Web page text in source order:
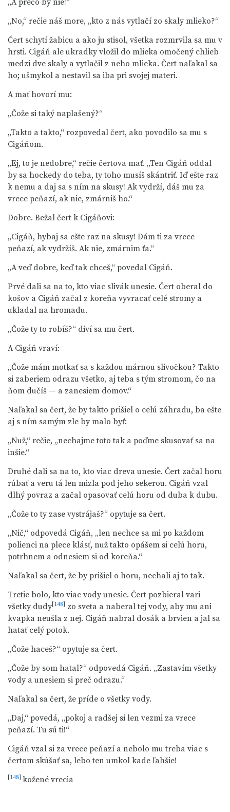
„A prečo by nie!“
„No,“ rečie náš more, „kto z nás vytlačí zo skaly mlieko?“
Čert schytí žabicu a ako ju stisol, všetka rozmrvila sa mu v
hrsti. Cigáň ale ukradky vložil do mlieka omočený chlieb
medzi dve skaly a vytlačil z neho mlieka. Čert naľakal sa
ho; ušmykol a nestavil sa iba pri svojej materi.
A mať hovorí mu:
„Čože si taký naplašený?“
„Takto a takto,“ rozpovedal čert, ako povodilo sa mu s
Cigáňom.
„Ej, to je nedobre,“ rečie čertova mať. „Ten Cigáň oddal
by sa hockedy do teba, ty toho musíš skántriť. Iď ešte raz
k nemu a daj sa s ním na skusy! Ak vydrží, dáš mu za
vrece peňazí, ak nie, zmárniš ho.“
Dobre. Bežal čert k Cigáňovi:
„Cigáň, hybaj sa ešte raz na skusy! Dám ti za vrece
peňazí, ak vydržíš. Ak nie, zmárnim ťa.“
„A veď dobre, keď tak chceš,“ povedal Cigáň.
Prvé dali sa na to, kto viac slivák unesie. Čert oberal do
košov a Cigáň začal z koreňa vyvracať celé stromy a
ukladal na hromadu.
„Čože ty to robíš?“ diví sa mu čert.
A Cigáň vraví:
„Čože mám motkať sa s každou márnou slivočkou? Takto
si zaberiem odrazu všetko, aj teba s tým stromom, čo na
ňom dučíš — a zanesiem domov.“
Naľakal sa čert, že by takto prišiel o celú záhradu, ba ešte
aj s ním samým zle by malo byť:
„Nuž,“ rečie, „nechajme toto tak a poďme skusovať sa na
inšie.“
Druhé dali sa na to, kto viac dreva unesie. Čert začal horu
rúbať a veru tá len mizla pod jeho sekerou. Cigáň vzal
dlhý povraz a začal opasovať celú horu od duba k dubu.
„Čože to ty zase vystrájaš?“ opytuje sa čert.
„Nič,“ odpovedá Cigáň, „len nechce sa mi po každom
polienci na plece klásť, nuž takto opášem si celú horu,
potrhnem a odnesiem si od koreňa.“
Naľakal sa čert, že by prišiel o horu, nechali aj to tak.
Tretie bolo, kto viac vody unesie. Čert pozbieral vari
všetky dudy[148] zo sveta a naberal tej vody, aby mu ani
kvapka neušla z nej. Cigáň nabral dosák a brvien a jal sa
hatať celý potok.
„Čože haceš?“ opytuje sa čert.
„Čože by som hatal?“ odpovedá Cigáň. „Zastavím všetky
vody a unesiem si preč odrazu.“
Naľakal sa čert, že príde o všetky vody.
„Daj,“ povedá, „pokoj a radšej si len vezmi za vrece
peňazí. Tu sú ti!“
Cigáň vzal si za vrece peňazí a nebolo mu treba viac s
čertom skúšať sa, lebo ten umkol kade ľahšie!
[148] kožené vrecia